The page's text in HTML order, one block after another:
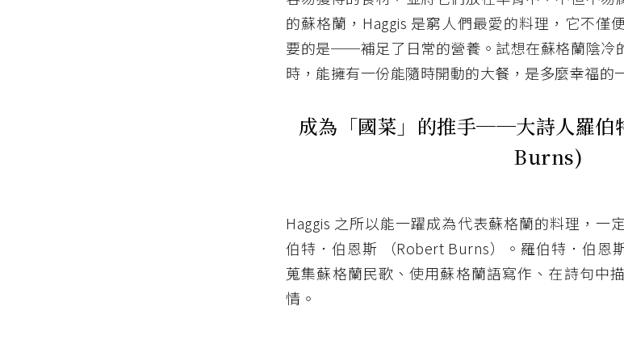
的蘇格蘭，Haggis 是窮人們最愛的料理，它不僅
要的是──補足了日常的營養。試想在蘇格蘭陰冷
時，能擁有一份能隨時開動的大餐，是多麼幸福的
成為「國菜」的推手──大詩人羅
Burns)
Haggis 之所以能一躍成為代表蘇格蘭的料理，一
伯特．伯恩斯 （Robert Burns）。羅伯特．伯恩
蒐集蘇格蘭民歌、使用蘇格蘭語寫作、在詩句中
情。